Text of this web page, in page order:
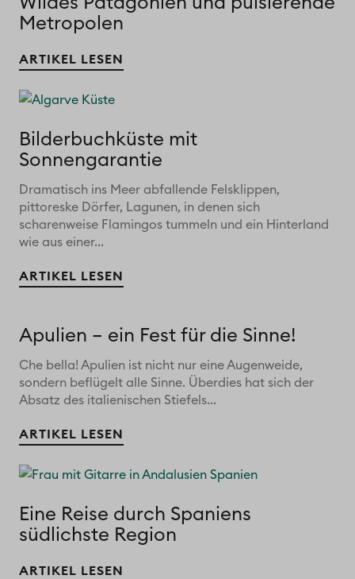
Metropolen
ARTIKEL LESEN
Bilderbuchküste mit
Sonnengarantie
Dramatisch ins Meer abfallende Felsklippen,
pittoreske Dörfer, Lagunen, in denen sich
scharenweise Flamingos tummeln und ein Hinterland
wie aus einer...
ARTIKEL LESEN
Apulien – ein Fest für die Sinne!
Che bella! Apulien ist nicht nur eine Augenweide,
sondern beflügelt alle Sinne. Überdies hat sich der
Absatz des italienischen Stiefels...
ARTIKEL LESEN
Eine Reise durch Spaniens
südlichste Region
ARTIKEL LESEN